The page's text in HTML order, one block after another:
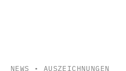
NEWS • AUSZEICHNUNGEN